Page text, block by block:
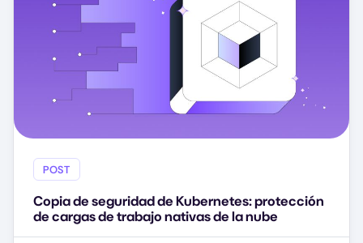
POST
Copia de seguridad de Kubernetes: protección
de cargas de trabajo nativas de la nube